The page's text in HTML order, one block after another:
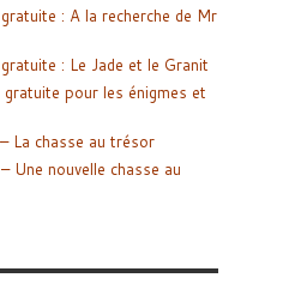
: A la recherche de Mr
: Le Jade et le Granit
pour les énigmes et
La chasse au trésor
Une nouvelle chasse au